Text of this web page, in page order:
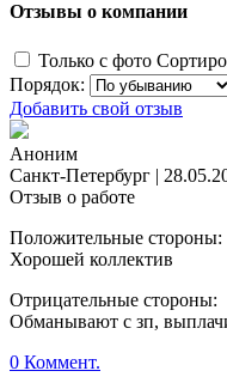
Отзывы о компании
Только с фото
Порядок:
Добавить свой отзыв
Аноним
Санкт-Петербург |
Отзыв о работе
Положительные стороны:
Хорошей коллектив
Отрицательные стороны:
Обманывают с зп,
0 Коммент.